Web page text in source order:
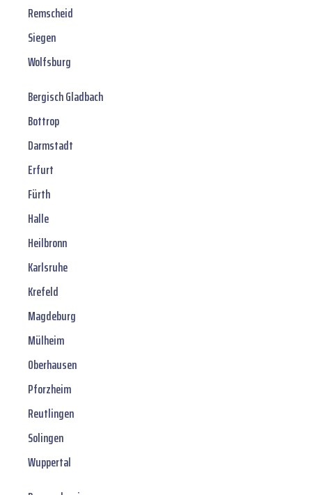
Remscheid
Siegen
Wolfsburg
Bergisch Gladbach
Bottrop
Darmstadt
Erfurt
Fürth
Halle
Heilbronn
Karlsruhe
Krefeld
Magdeburg
Mülheim
Oberhausen
Pforzheim
Reutlingen
Solingen
Wuppertal